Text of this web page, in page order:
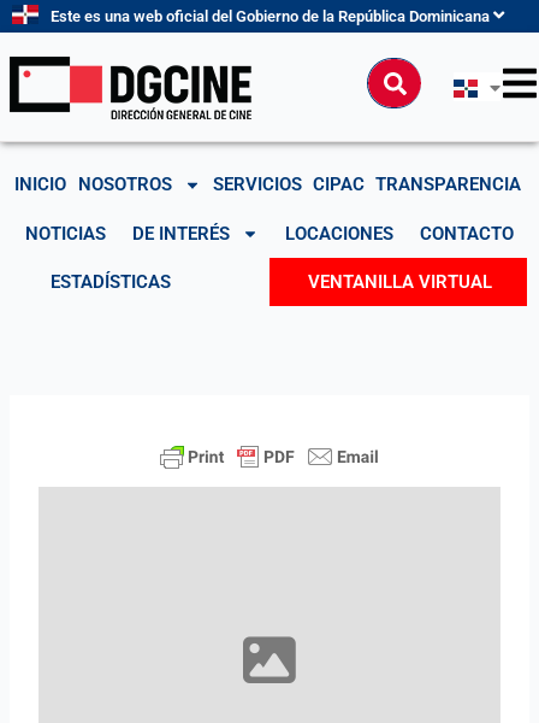
contenido
Este es una web oficial del Gobierno de la República Dominicana
Buscar
INICIO NOSOTROS SERVICIOS CIPAC TRANSPARENCIA
NOTICIAS DE INTERÉS LOCACIONES CONTACTO
ESTADÍSTICAS VENTANILLA VIRTUAL